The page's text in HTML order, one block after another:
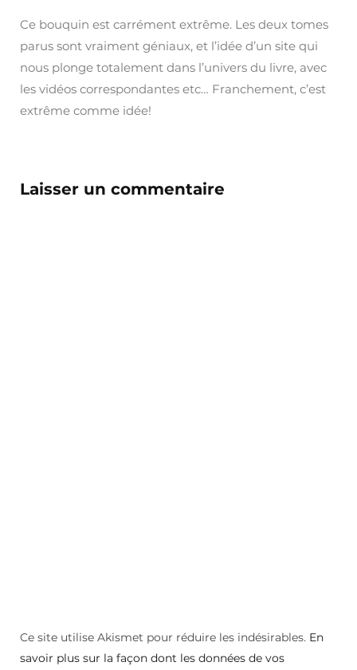
Ce bouquin est carrément extrême. Les deux tomes
parus sont vraiment géniaux, et l’idée d’un site qui
nous plonge totalement dans l’univers du livre, avec
les vidéos correspondantes etc… Franchement, c’est
extrême comme idée!
Laisser un commentaire
Ce site utilise Akismet pour réduire les indésirables. En
savoir plus sur la façon dont les données de vos